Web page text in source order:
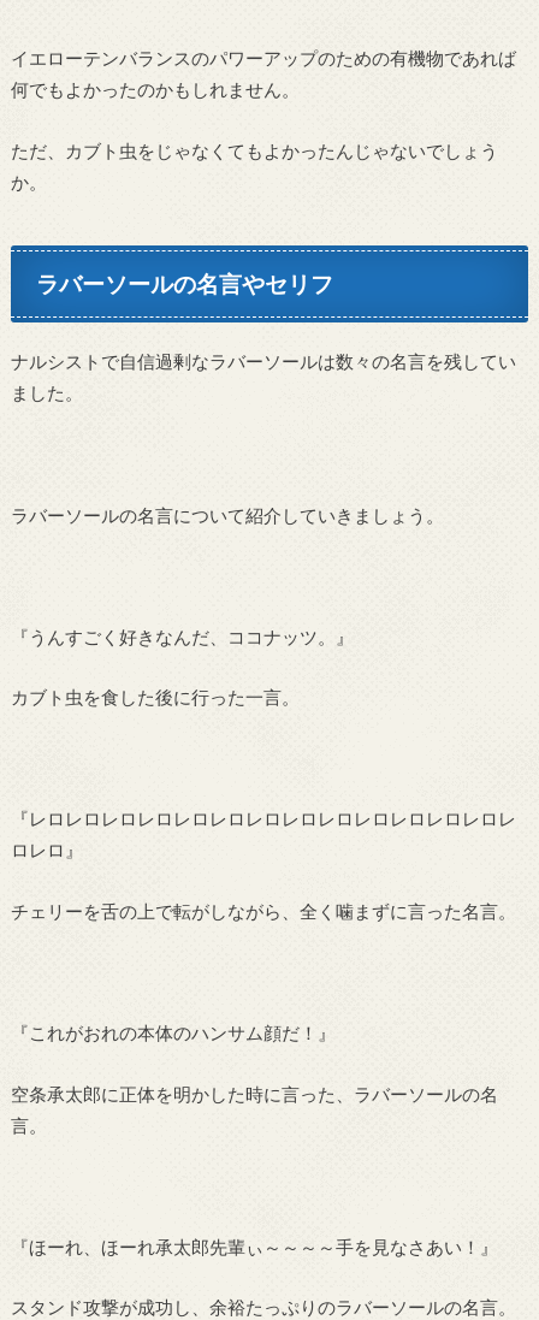
イエローテンバランスのパワーアップのための有機物であれば
何でもよかったのかもしれません。
ただ、カブト虫をじゃなくてもよかったんじゃないでしょう
か。
ラバーソールの名言やセリフ
ナルシストで自信過剰なラバーソールは数々の名言を残してい
ました。
ラバーソールの名言について紹介していきましょう。
『うんすごく好きなんだ、ココナッツ。』
カブト虫を食した後に行った一言。
『レロレロレロレロレロレロレロレロレロレロレロレロレロレ
ロレロ』
チェリーを舌の上で転がしながら、全く噛まずに言った名言。
『これがおれの本体のハンサム顔だ！』
空条承太郎に正体を明かした時に言った、ラバーソールの名
言。
『ほーれ、ほーれ承太郎先輩ぃ～～～～手を見なさあい！』
スタンド攻撃が成功し、余裕たっぷりのラバーソールの名言。